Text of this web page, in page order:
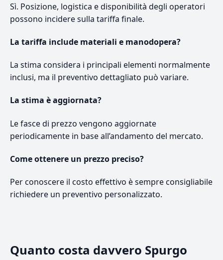
Sì. Posizione, logistica e disponibilità degli operatori
possono incidere sulla tariffa finale.
La tariffa include materiali e manodopera?
La stima considera i principali elementi normalmente
inclusi, ma il preventivo dettagliato può variare.
La stima è aggiornata?
Le fasce di prezzo vengono aggiornate
periodicamente in base all’andamento del mercato.
Come ottenere un prezzo preciso?
Per conoscere il costo effettivo è sempre consigliabile
richiedere un preventivo personalizzato.
Quanto costa davvero Spurgo